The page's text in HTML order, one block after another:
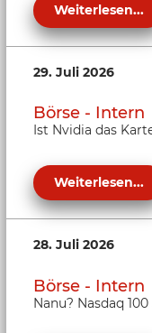
Weiterlesen...
29. Juli 2026
Börse - Intern
Ist Nvidia das
Weiterlesen...
28. Juli 2026
Börse - Intern
Nanu? Nasdaq